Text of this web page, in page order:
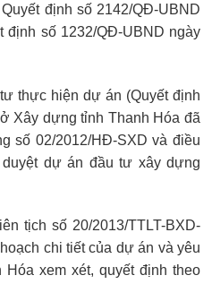
định số 2142/QĐ-UBND
định số 1232/QĐ-UBND ngày
thực hiện dự án (Quyết định
Xây dựng tỉnh Thanh Hóa đã
số 02/2012/HĐ-SXD và điều
dự án đầu tư xây dựng
tịch số 20/2013/TTLT-BXD-
chi tiết của dự án và yêu
xem xét, quyết định theo